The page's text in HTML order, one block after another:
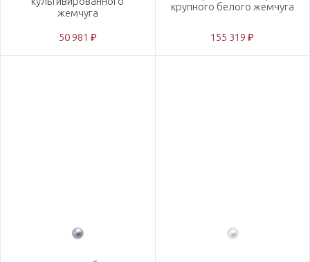
жемчуга
50 981 ₽
крупного белого жемчуга
155 319 ₽